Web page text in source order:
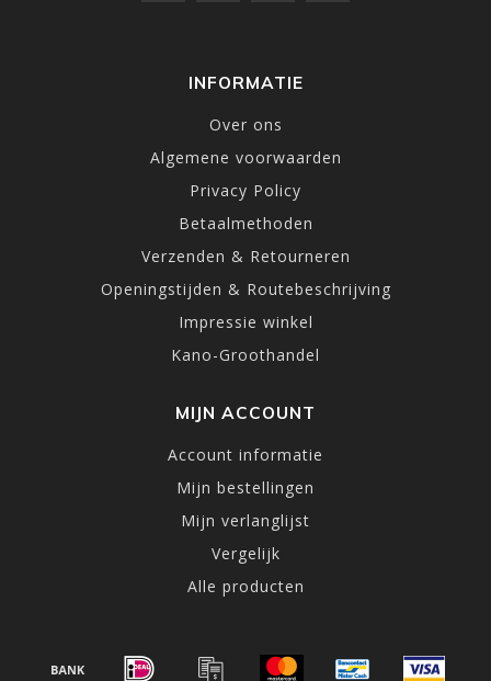
INFORMATIE
Over ons
Algemene voorwaarden
Privacy Policy
Betaalmethoden
Verzenden & Retourneren
Openingstijden & Routebeschrijving
Impressie winkel
Kano-Groothandel
MIJN ACCOUNT
Account informatie
Mijn bestellingen
Mijn verlanglijst
Vergelijk
Alle producten